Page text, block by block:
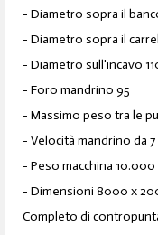
- Diametro sopra il
- Diametro sopra il
- Diametro sull'incavo
- Foro mandrino 95
- Massimo peso tra le
- Velocità mandrino da 7
- Peso macchina 10.000
- Dimensioni 8000 x
Completo di